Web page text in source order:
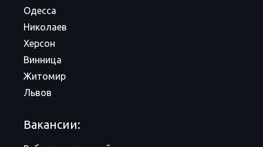
Одесса
Николаев
Херсон
Винница
Житомир
Львов
Вакансии: